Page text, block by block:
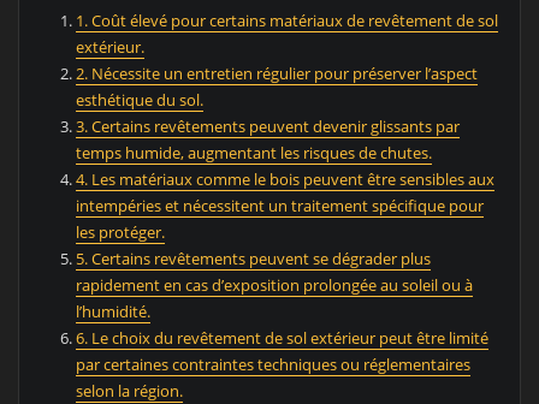
1. Coût élevé pour certains matériaux de revêtement de sol
extérieur.
2. Nécessite un entretien régulier pour préserver l’aspect
esthétique du sol.
3. Certains revêtements peuvent devenir glissants par
temps humide, augmentant les risques de chutes.
4. Les matériaux comme le bois peuvent être sensibles aux
intempéries et nécessitent un traitement spécifique pour
les protéger.
5. Certains revêtements peuvent se dégrader plus
rapidement en cas d’exposition prolongée au soleil ou à
l’humidité.
6. Le choix du revêtement de sol extérieur peut être limité
par certaines contraintes techniques ou réglementaires
selon la région.